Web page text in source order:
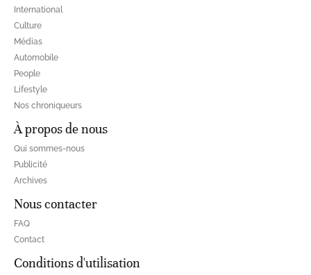
International
Culture
Médias
Automobile
People
Lifestyle
Nos chroniqueurs
À propos de nous
Qui sommes-nous
Publicité
Archives
Nous contacter
FAQ
Contact
Conditions d'utilisation